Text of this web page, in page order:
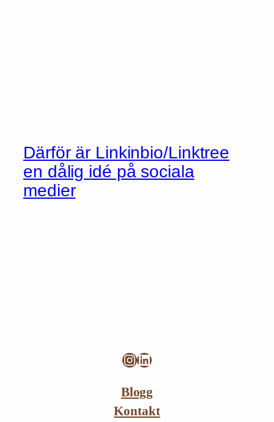
Därför är Linkinbio/Linktree
en dålig idé på sociala
medier
Instagram
LinkedIn
Blogg
Kontakt